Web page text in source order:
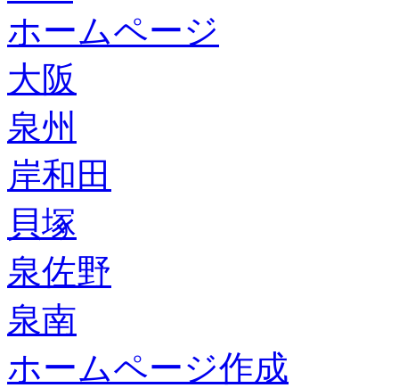
ホームページ
大阪
泉州
岸和田
貝塚
泉佐野
泉南
ホームページ作成